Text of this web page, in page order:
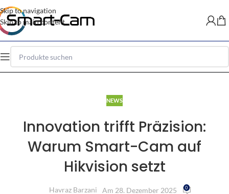
Skip to navigation
Skip to main content
NEWS
Innovation trifft Präzision:
Warum Smart-Cam auf
Hikvision setzt
Havraz Barzani Am 28. Dezember 2025 0